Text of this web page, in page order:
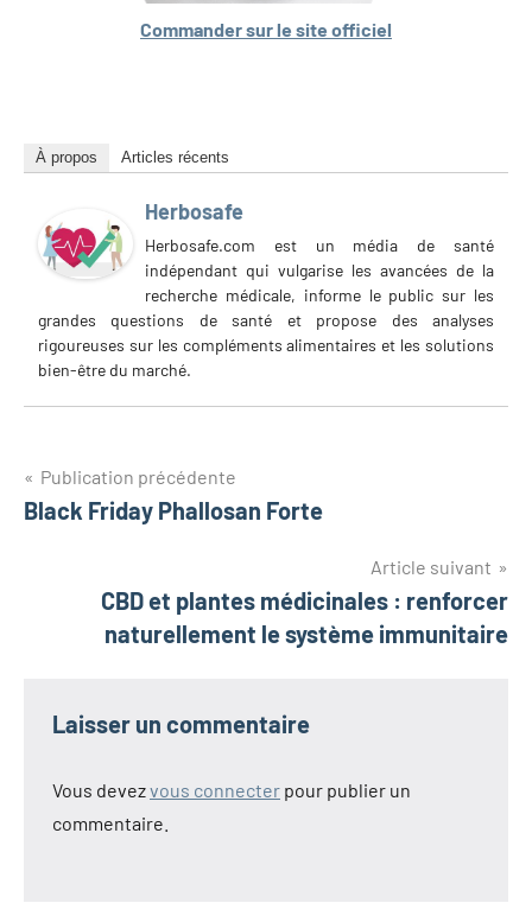
Commander sur le site officiel
À propos Articles récents
Herbosafe
Herbosafe.com est un média de santé
indépendant qui vulgarise les avancées de la
recherche médicale, informe le public sur les
grandes questions de santé et propose des analyses
rigoureuses sur les compléments alimentaires et les solutions
bien-être du marché.
Navigation
de
Publication précédente
Black Friday Phallosan Forte
Article suivant
CBD et plantes médicinales : renforcer
naturellement le système immunitaire
Laisser un commentaire
Vous devezvous connecter pour publier un
commentaire.